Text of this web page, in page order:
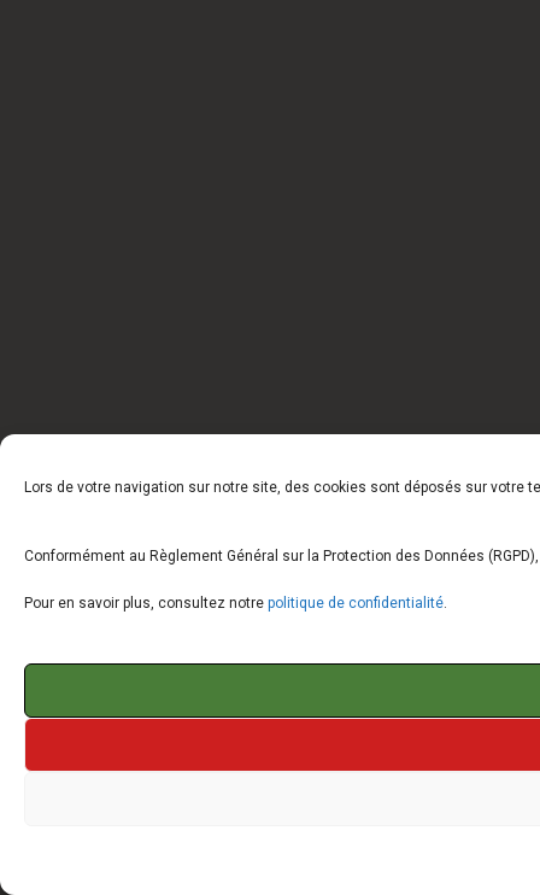
Lors de votre navigation sur notre site, des cookies sont déposés sur votre
Conformément au Règlement Général sur la Protection des Données
Pour en savoir plus, consultez notre politique de confidentialité.